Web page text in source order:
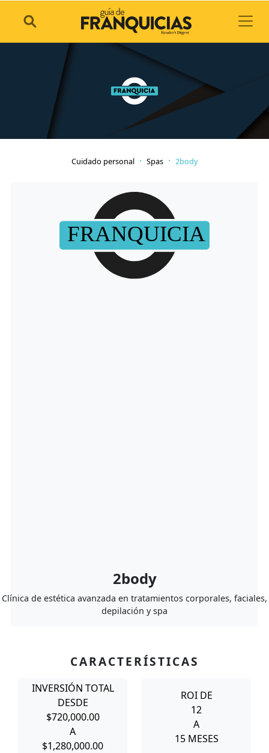
Cuidado personal Spas 2body
2body
Clínica de estética avanzada en tratamientos corporales, faciales,
depilación y spa
CARACTERÍSTICAS
INVERSIÓN TOTAL
DESDE
$720,000.00
A
$1,280,000.00
ROI DE
12
A
15 MESES